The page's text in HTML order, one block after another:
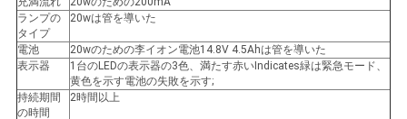
さ
い
ランプの
タイプ
20wは管を導いた
電池
20wのための李イオン電池14.8V 4.5Ahは管を導いた
表示器
1台のLEDの表示器の3色、満たす赤いIndicates緑は緊急モード、
黄色を示す電池の失敗を示す;
持続期間
の時間
2時間以上